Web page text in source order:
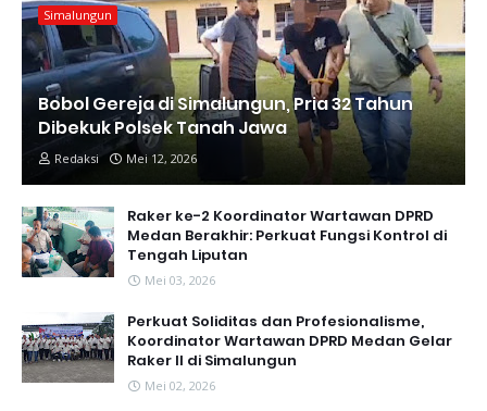
Simalungun
Bobol Gereja di Simalungun, Pria 32 Tahun
Dibekuk Polsek Tanah Jawa
Redaksi Mei 12, 2026
Raker ke-2 Koordinator Wartawan DPRD
Medan Berakhir: Perkuat Fungsi Kontrol di
Tengah Liputan
Mei 03, 2026
Perkuat Soliditas dan Profesionalisme,
Koordinator Wartawan DPRD Medan Gelar
Raker II di Simalungun
Mei 02, 2026